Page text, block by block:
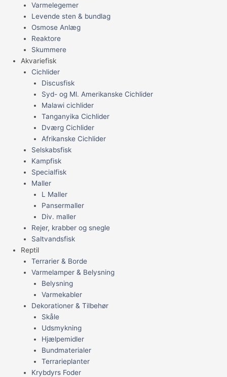
Varmelegemer
Levende sten & bundlag
Osmose Anlæg
Reaktore
Skummere
Akvariefisk
Cichlider
Discusfisk
Syd- og Ml. Amerikanske Cichlider
Malawi cichlider
Tanganyika Cichlider
Dværg Cichlider
Afrikanske Cichlider
Selskabsfisk
Kampfisk
Specialfisk
Maller
L Maller
Pansermaller
Div. maller
Rejer, krabber og snegle
Saltvandsfisk
Reptil
Terrarier & Borde
Varmelamper & Belysning
Belysning
Varmekabler
Dekorationer & Tilbehør
Skåle
Udsmykning
Hjælpemidler
Bundmaterialer
Terrarieplanter
Krybdyrs Foder